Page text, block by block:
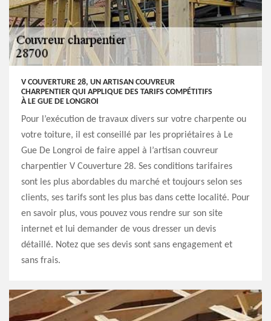
V COUVERTURE 28, UN ARTISAN COUVREUR
CHARPENTIER QUI APPLIQUE DES TARIFS COMPÉTITIFS
À LE GUE DE LONGROI
Pour l’exécution de travaux divers sur votre charpente ou
votre toiture, il est conseillé par les propriétaires à Le
Gue De Longroi de faire appel à l’artisan couvreur
charpentier V Couverture 28. Ses conditions tarifaires
sont les plus abordables du marché et toujours selon ses
clients, ses tarifs sont les plus bas dans cette localité. Pour
en savoir plus, vous pouvez vous rendre sur son site
internet et lui demander de vous dresser un devis
détaillé. Notez que ses devis sont sans engagement et
sans frais.